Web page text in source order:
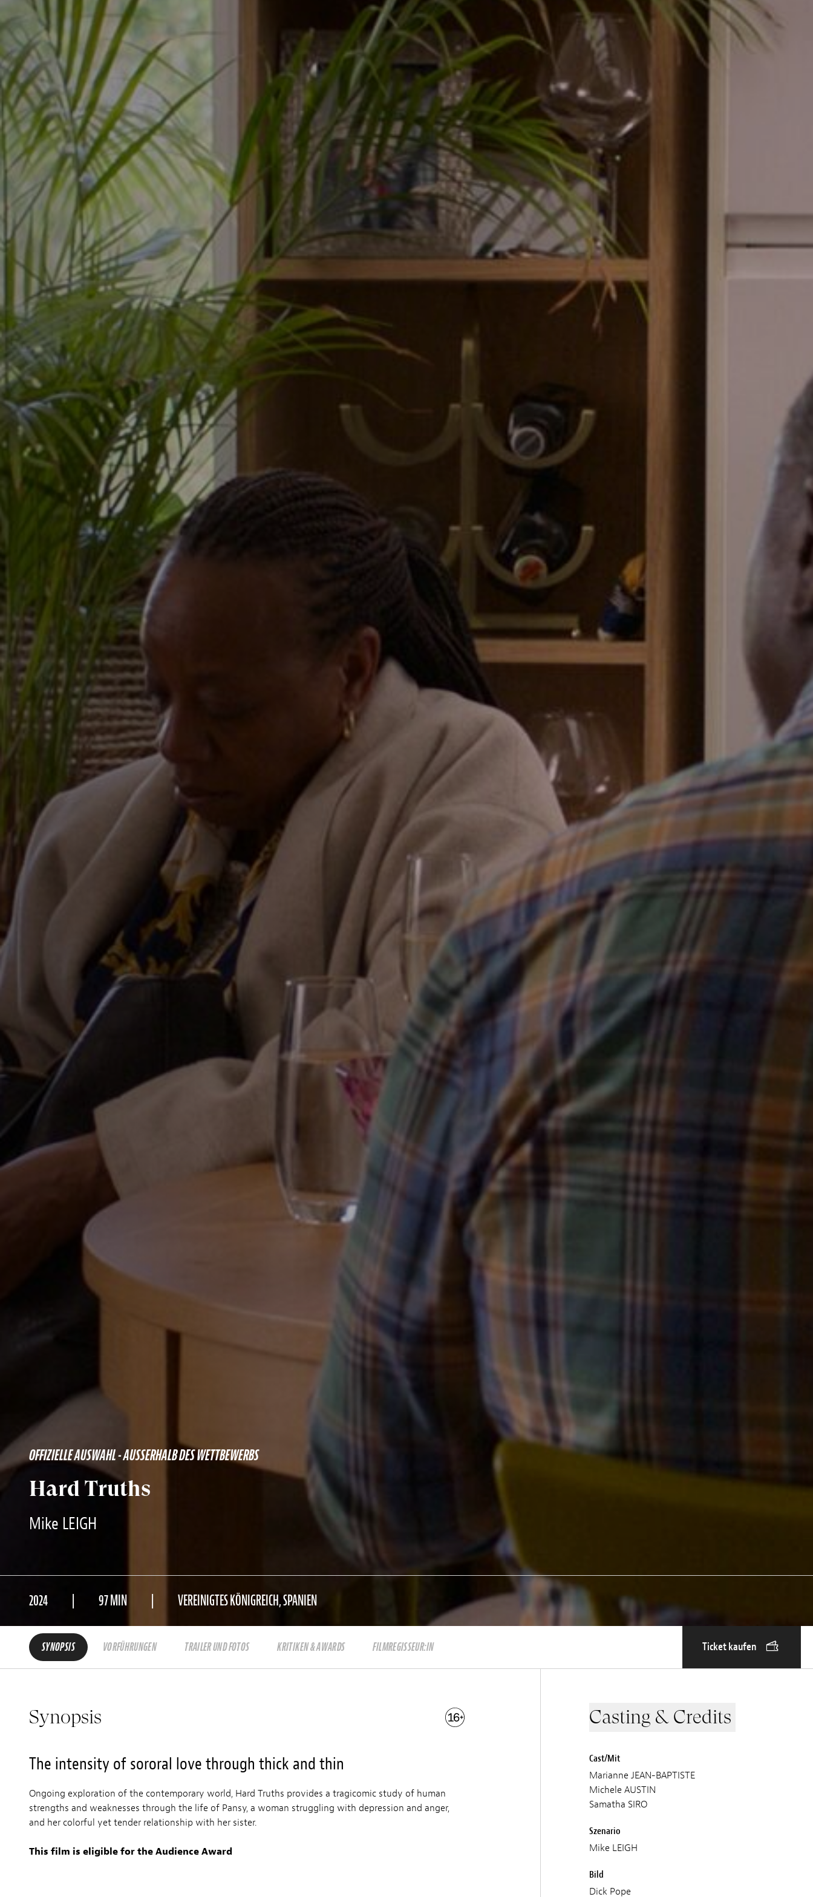
OFFIZIELLE AUSWAHL - AUSSERHALB DES WETTBEWERBS
Hard Truths
Mike LEIGH
2024 97 MIN VEREINIGTES KÖNIGREICH, SPANIEN
SYNOPSIS VORFÜHRUNGEN TRAILER UND FOTOS KRITIKEN & AWARDS FILMREGISSEUR:IN Ticket kaufen
Synopsis
The intensity of sororal love through thick and thin
Ongoing exploration of the contemporary world, Hard Truths provides a tragicomic study of human
strengths and weaknesses through the life of Pansy, a woman struggling with depression and anger,
and her colorful yet tender relationship with her sister.
This film is eligible for the Audience Award
Casting & Credits
Cast/Mit
Marianne JEAN-BAPTISTE
Michele AUSTIN
Samatha SIRO
Szenario
Mike LEIGH
Bild
Dick Pope